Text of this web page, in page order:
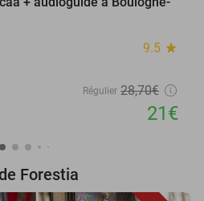
9.5 star
Régulier 28,70€
21€
Forestia